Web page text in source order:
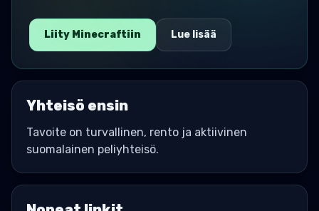
Liity Minecraftiin Lue lisää
Yhteisö ensin
Tavoite on turvallinen, rento ja aktiivinen
suomalainen peliyhteisö.